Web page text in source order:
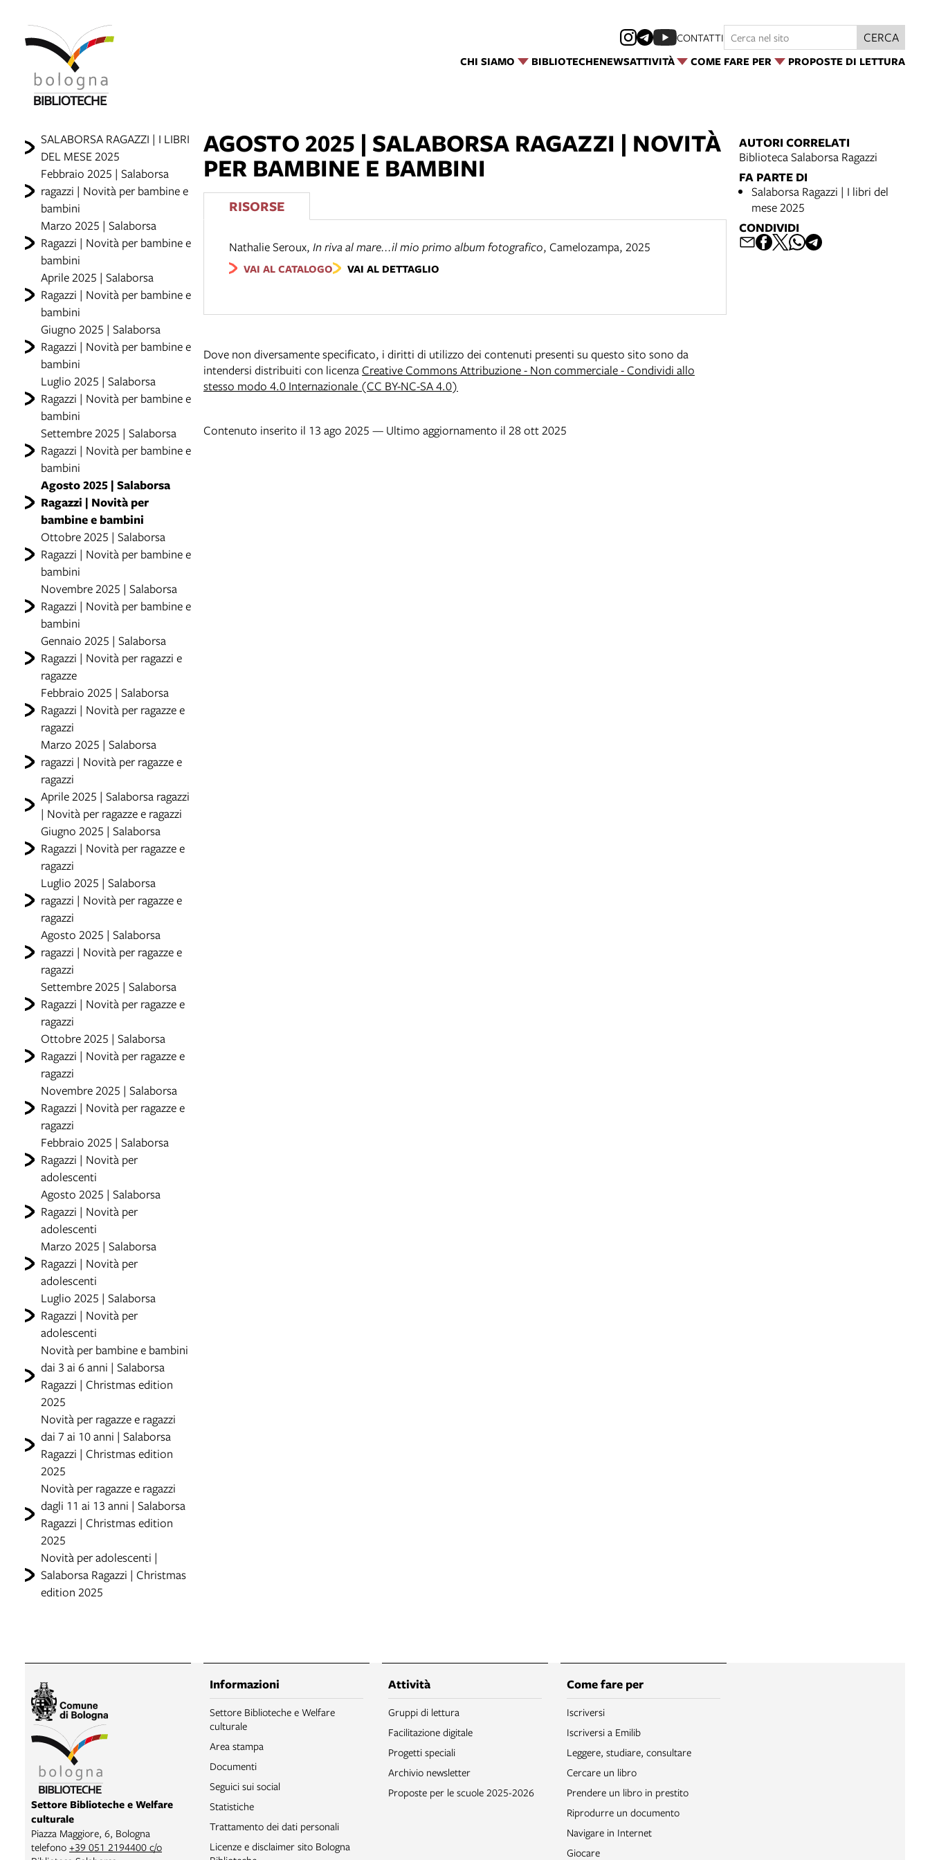
CHI SIAMO BIBLIOTECHENEWSATTIVITÀ COME FARE PER PROPOSTE DI LETTURA
CONTATTI CERCA
SALABORSA RAGAZZI | I LIBRI
DEL MESE 2025
Febbraio 2025 | Salaborsa
ragazzi | Novità per bambine e
bambini
Marzo 2025 | Salaborsa
Ragazzi | Novità per bambine e
bambini
Aprile 2025 | Salaborsa
Ragazzi | Novità per bambine e
bambini
Giugno 2025 | Salaborsa
Ragazzi | Novità per bambine e
bambini
Luglio 2025 | Salaborsa
Ragazzi | Novità per bambine e
bambini
Settembre 2025 | Salaborsa
Ragazzi | Novità per bambine e
bambini
Agosto 2025 | Salaborsa
Ragazzi | Novità per
bambine e bambini
Ottobre 2025 | Salaborsa
Ragazzi | Novità per bambine e
bambini
Novembre 2025 | Salaborsa
Ragazzi | Novità per bambine e
bambini
Gennaio 2025 | Salaborsa
Ragazzi | Novità per ragazzi e
ragazze
Febbraio 2025 | Salaborsa
Ragazzi | Novità per ragazze e
ragazzi
Marzo 2025 | Salaborsa
ragazzi | Novità per ragazze e
ragazzi
Aprile 2025 | Salaborsa ragazzi
| Novità per ragazze e ragazzi
Giugno 2025 | Salaborsa
Ragazzi | Novità per ragazze e
ragazzi
Luglio 2025 | Salaborsa
ragazzi | Novità per ragazze e
ragazzi
Agosto 2025 | Salaborsa
ragazzi | Novità per ragazze e
ragazzi
Settembre 2025 | Salaborsa
Ragazzi | Novità per ragazze e
ragazzi
Ottobre 2025 | Salaborsa
Ragazzi | Novità per ragazze e
ragazzi
Novembre 2025 | Salaborsa
Ragazzi | Novità per ragazze e
ragazzi
Febbraio 2025 | Salaborsa
Ragazzi | Novità per
adolescenti
Agosto 2025 | Salaborsa
Ragazzi | Novità per
adolescenti
Marzo 2025 | Salaborsa
Ragazzi | Novità per
adolescenti
Luglio 2025 | Salaborsa
Ragazzi | Novità per
adolescenti
Novità per bambine e bambini
dai 3 ai 6 anni | Salaborsa
Ragazzi | Christmas edition
2025
Novità per ragazze e ragazzi
dai 7 ai 10 anni | Salaborsa
Ragazzi | Christmas edition
2025
Novità per ragazze e ragazzi
dagli 11 ai 13 anni | Salaborsa
Ragazzi | Christmas edition
2025
Novità per adolescenti |
Salaborsa Ragazzi | Christmas
edition 2025
AGOSTO 2025 | SALABORSA RAGAZZI | NOVITÀ
PER BAMBINE E BAMBINI
RISORSE
Nathalie Seroux, In riva al mare...il mio primo album fotografico, Camelozampa, 2025
VAI AL CATALOGO VAI AL DETTAGLIO
Dove non diversamente specificato, i diritti di utilizzo dei contenuti presenti su questo sito sono da
intendersi distribuiti con licenzaCreative Commons Attribuzione - Non commerciale - Condividi allo
stesso modo 4.0 Internazionale (CC BY-NC-SA 4.0)
Contenuto inserito il 13 ago 2025 — Ultimo aggiornamento il 28 ott 2025
AUTORI CORRELATI
Biblioteca Salaborsa Ragazzi
FA PARTE DI
Salaborsa Ragazzi | I libri del
mese 2025
CONDIVIDI
Settore Biblioteche e Welfare
culturale
Piazza Maggiore, 6, Bologna
telefono +39 051 2194400 c/o
Informazioni
Settore Biblioteche e Welfare
culturale
Area stampa
Documenti
Seguici sui social
Statistiche
Trattamento dei dati personali
Licenze e disclaimer sito Bologna
Attività
Gruppi di lettura
Facilitazione digitale
Progetti speciali
Archivio newsletter
Proposte per le scuole 2025-2026
Come fare per
Iscriversi
Iscriversi a Emilib
Leggere, studiare, consultare
Cercare un libro
Prendere un libro in prestito
Riprodurre un documento
Navigare in Internet
Giocare